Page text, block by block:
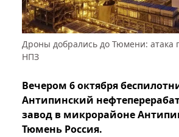
Дроны добрались до Тюмени: атака
НПЗ
Вечером 6 октября
Антипинский
завод в микрорайоне
Тюмень Россия.